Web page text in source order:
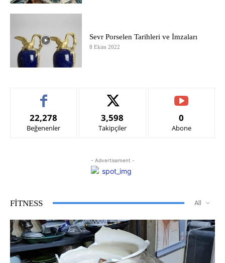
Sevr Porselen Tarihleri ve İmzaları
8 Ekim 2022
22,278
Beğenenler
3,598
Takipçiler
0
Abone
- Advertisement -
FITNESS All